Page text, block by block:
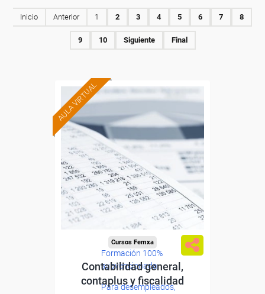
Inicio Anterior 1 2 3 4 5 6 7 8
9 10 Siguiente Final
AULA VIRTUAL
Formación 100%
subvencionada.
Para desempleados,
Cursos Femxa
Contabilidad general,
contaplus y fiscalidad